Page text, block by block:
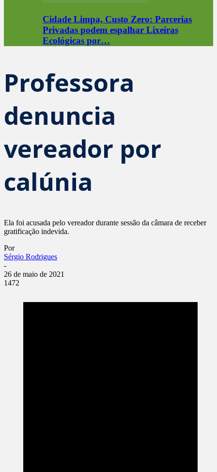
Cidade Limpa, Custo Zero: Parcerias
Privadas podem espalhar Lixeiras
Ecológicas por…
Professora
denuncia
vereador por
calúnia
Ela foi acusada pelo vereador durante sessão da câmara de receber
gratificação indevida.
Por
Sérgio Rodrigues
-
26 de maio de 2021
1472